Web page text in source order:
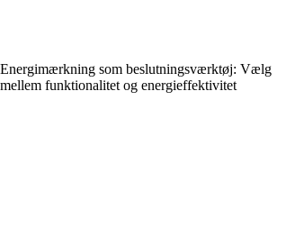
Energimærkning som beslutningsværktøj: Vælg
mellem funktionalitet og energieffektivitet